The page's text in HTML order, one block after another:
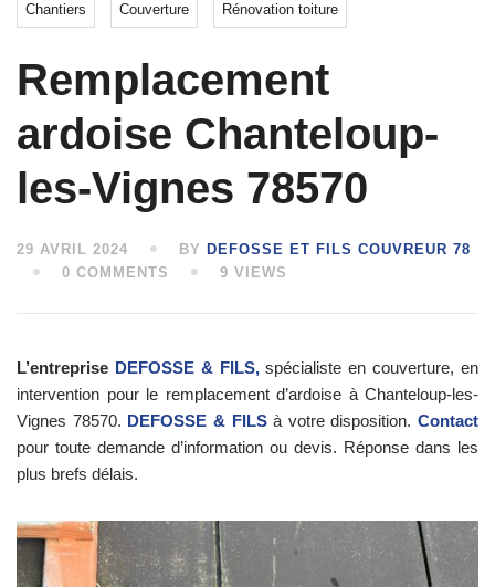
Chantiers Couverture Rénovation toiture
Remplacement
ardoise Chanteloup-
les-Vignes 78570
29 AVRIL 2024 BY DEFOSSE ET FILS COUVREUR 78
0 COMMENTS
9 VIEWS
L’entreprise DEFOSSE & FILS,spécialiste en couverture, en
intervention pour le remplacement d’ardoise à Chanteloup-les-
Vignes 78570. DEFOSSE & FILSà votre disposition. Contact
pour toute demande d’information ou devis. Réponse dans les
plus brefs délais.